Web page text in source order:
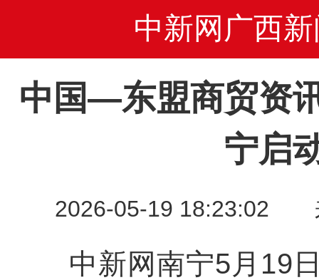
中新网广西新
中国—东盟商贸资
宁启
2026-05-19 18:23:02
中新网南宁5月19日